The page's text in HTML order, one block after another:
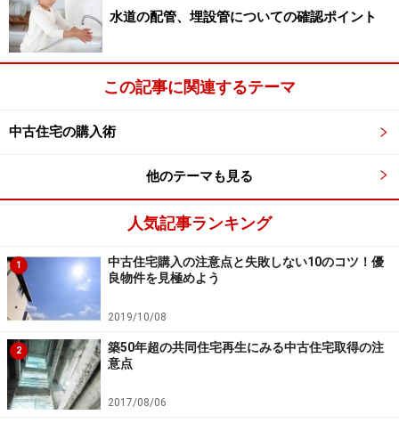
せん。
さらに、別の金融機関に申し込んで審査を待っているう
ちに、融資利用の特約の適用期限を過ぎてしまい大きな
トラブルとなるような事例もあるので、慎重な対応が求
められます。
記載されていれば売主側はそれを受け入れざるを得ない
合には、なかなか納得してもらえないケースもありま
す。
買主のほうに何らかの落ち度がないか、売主が執拗に探
ってくることもありますから、決められた手順はしっか
りと踏んでおくことが欠かせません。
水道の配管、埋設管についての確認ポイント
この記事に関連するテーマ
中古住宅の購入術
他のテーマも見る
人気記事ランキング
1
中古住宅購入の注意点と失敗しない10のコツ！優
良物件を見極めよう
2019/10/08
2
築50年超の共同住宅再生にみる中古住宅取得の注
意点
2017/08/06